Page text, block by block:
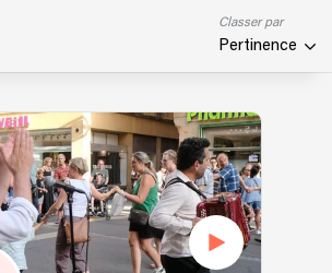
Classer par
Pertinence